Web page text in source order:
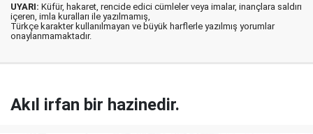
UYARI: Küfür, hakaret, rencide edici cümleler veya imalar, inançlara saldırı
içeren, imla kuralları ile yazılmamış,
Türkçe karakter kullanılmayan ve büyük harflerle yazılmış yorumlar
onaylanmamaktadır.
Akıl irfan bir hazinedir.